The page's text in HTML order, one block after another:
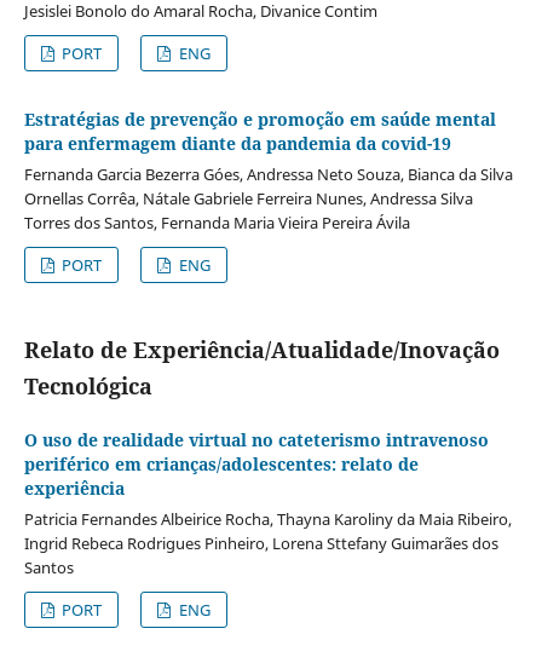
Jesislei Bonolo do Amaral Rocha, Divanice Contim
PORT
ENG
Estratégias de prevenção e promoção em saúde mental
para enfermagem diante da pandemia da covid-19
Fernanda Garcia Bezerra Góes, Andressa Neto Souza, Bianca da Silva
Ornellas Corrêa, Nátale Gabriele Ferreira Nunes, Andressa Silva
Torres dos Santos, Fernanda Maria Vieira Pereira Ávila
PORT
ENG
Relato de Experiência/Atualidade/Inovação
Tecnológica
O uso de realidade virtual no cateterismo intravenoso
periférico em crianças/adolescentes: relato de
experiência
Patricia Fernandes Albeirice Rocha, Thayna Karoliny da Maia Ribeiro,
Ingrid Rebeca Rodrigues Pinheiro, Lorena Sttefany Guimarães dos
Santos
PORT
ENG